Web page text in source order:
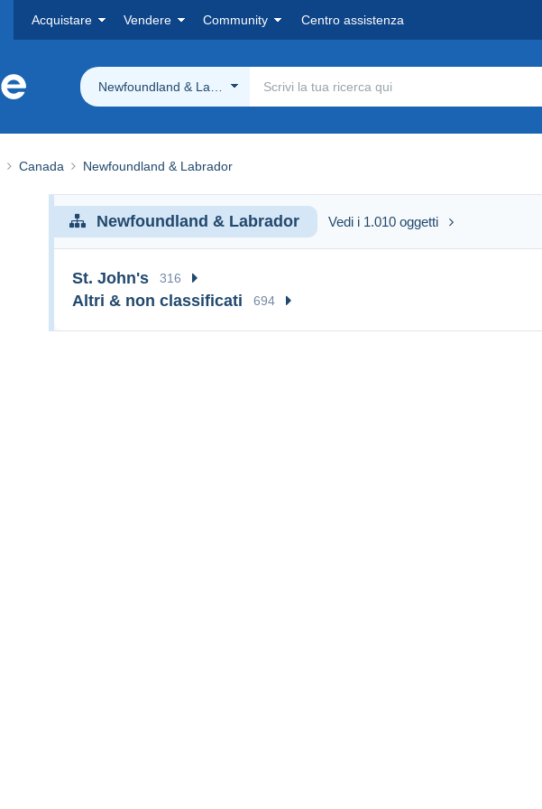
Acquistare Vendere Community Centro assistenza
Newfoundland & Labrador
Canada Newfoundland & Labrador
Newfoundland & Labrador Vedi i 1.010 oggetti
St. John's 316
Altri & non classificati 694